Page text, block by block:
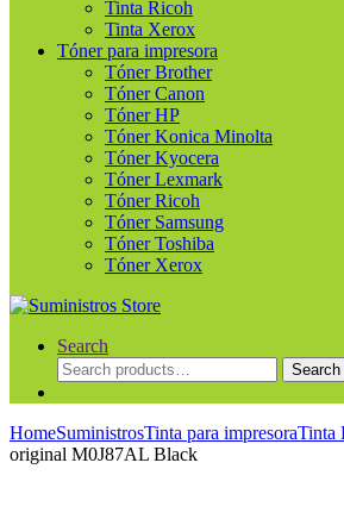
Tinta Ricoh
Tinta Xerox
Tóner para impresora
Tóner Brother
Tóner Canon
Tóner HP
Tóner Konica Minolta
Tóner Kyocera
Tóner Lexmark
Tóner Ricoh
Tóner Samsung
Tóner Toshiba
Tóner Xerox
Search
Search
for:
Search
HomeSuministrosTinta para impresoraTinta
original M0J87AL Black